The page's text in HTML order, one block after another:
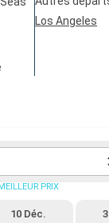
Los Angeles
PRIX
10 Déc.